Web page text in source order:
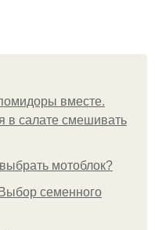
вместе.
в салате смешивать
мотоблок?
семенного